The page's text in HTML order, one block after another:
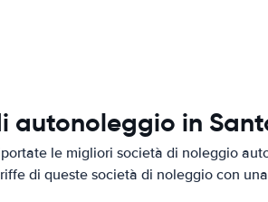
autonoleggio in
le migliori società di noleggio
di queste società di noleggio con